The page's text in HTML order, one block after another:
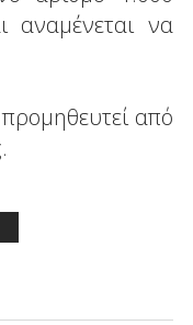
αναμένεται να
από